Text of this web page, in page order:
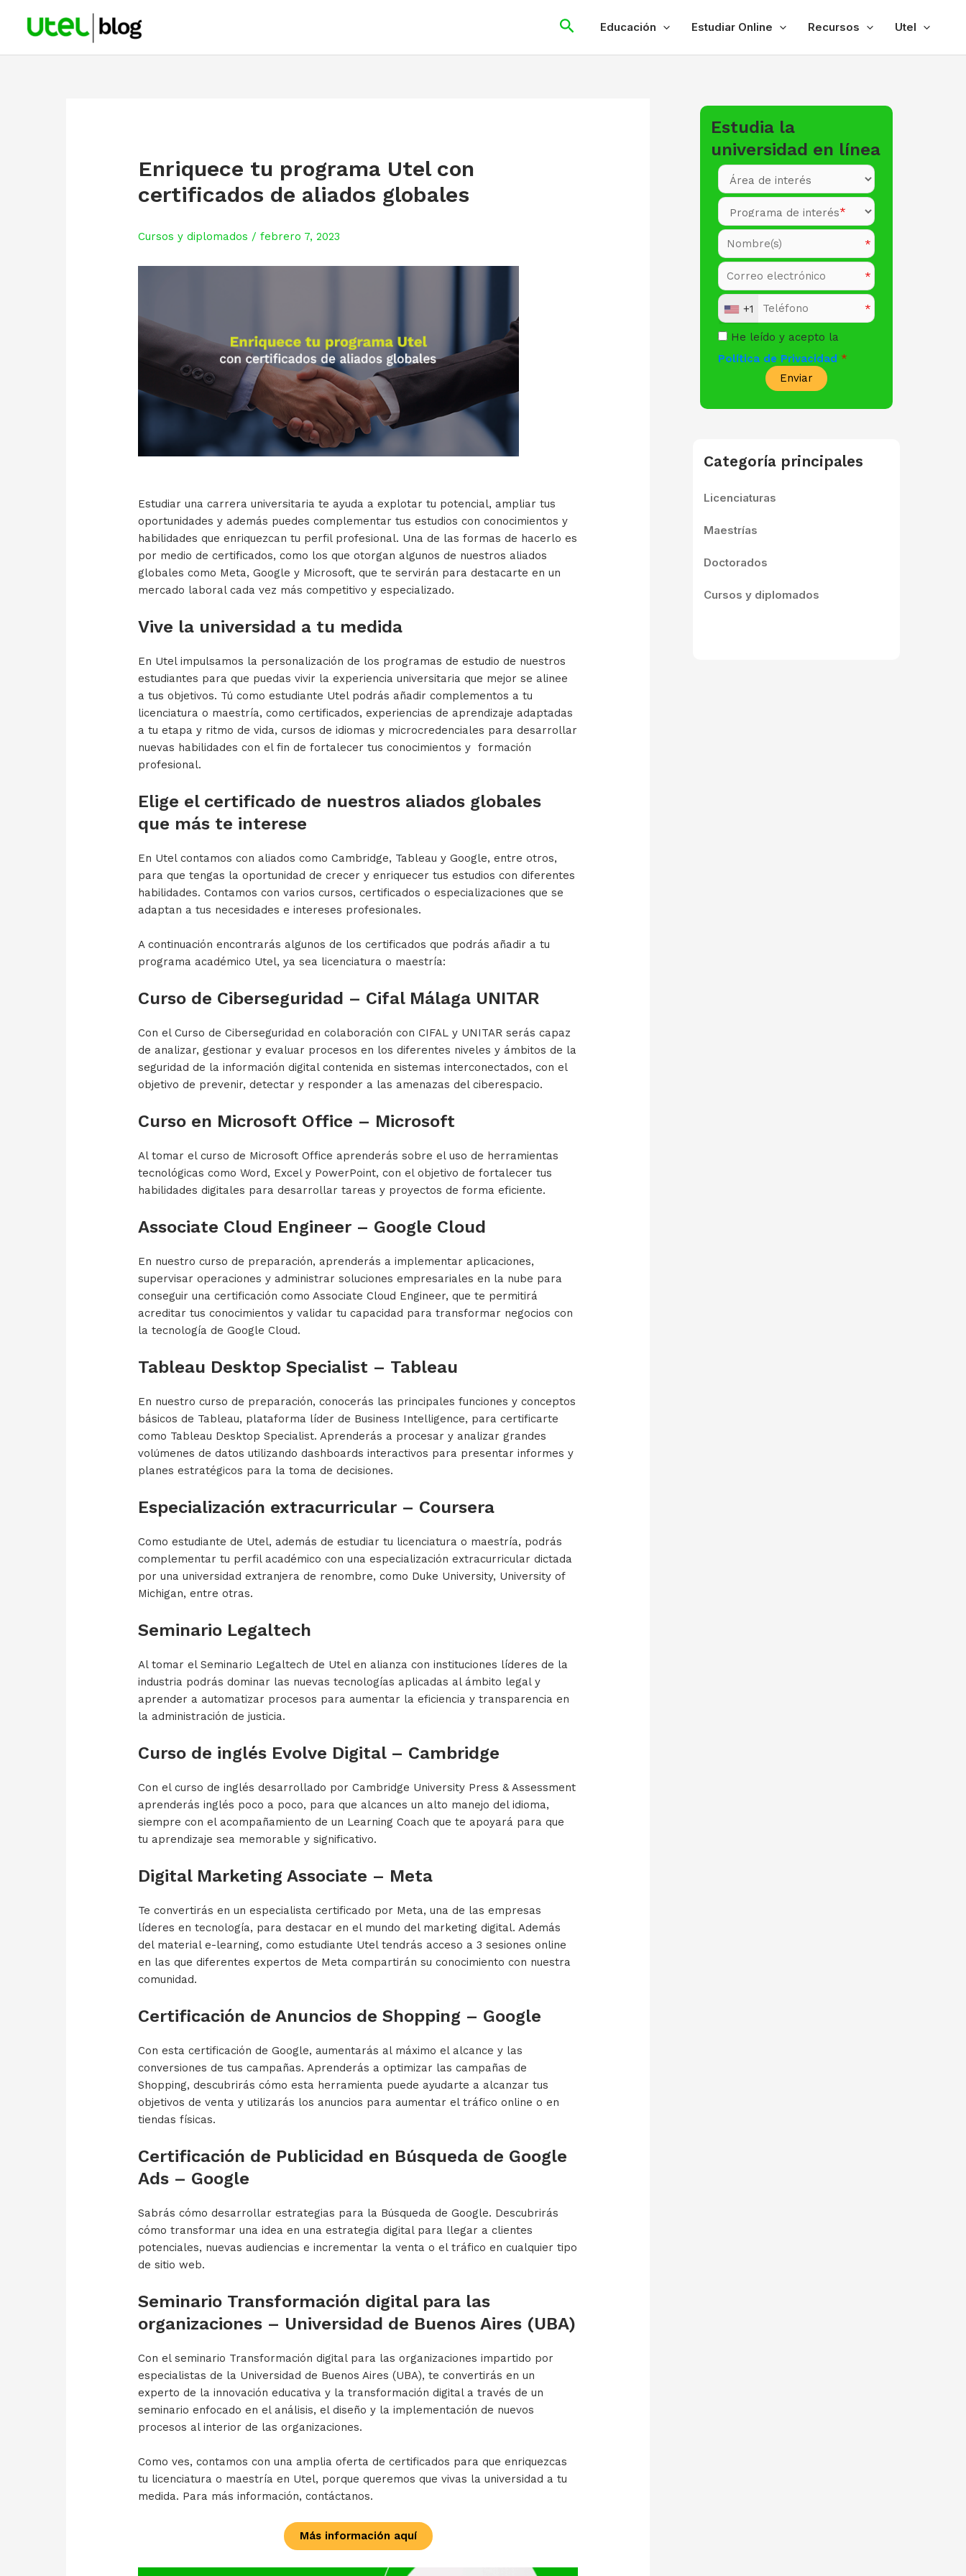
SearchEducación Estudiar Online Recursos Utel
Enriquece tu programa Utel con
certificados de aliados globales
Cursos y diplomados /febrero 7, 2023
Estudiar una carrera universitaria te ayuda a explotar tu potencial, ampliar tus
oportunidades y además puedes complementar tus estudios con conocimientos y
habilidades que enriquezcan tu perfil profesional. Una de las formas de hacerlo es
por medio de certificados, como los que otorgan algunos de nuestros aliados
globales como Meta, Google y Microsoft, que te servirán para destacarte en un
mercado laboral cada vez más competitivo y especializado.
Vive la universidad a tu medida
En Utel impulsamos la personalización de los programas de estudio de nuestros
estudiantes para que puedas vivir la experiencia universitaria que mejor se alinee
a tus objetivos. Tú como estudiante Utel podrás añadir complementos a tu
licenciatura o maestría, como certificados, experiencias de aprendizaje adaptadas
a tu etapa y ritmo de vida, cursos de idiomas y microcredenciales para desarrollar
nuevas habilidades con el fin de fortalecer tus conocimientos y formación
profesional.
Elige el certificado de nuestros aliados globales
que más te interese
En Utel contamos con aliados como Cambridge, Tableau y Google, entre otros,
para que tengas la oportunidad de crecer y enriquecer tus estudios con diferentes
habilidades. Contamos con varios cursos, certificados o especializaciones que se
adaptan a tus necesidades e intereses profesionales.
A continuación encontrarás algunos de los certificados que podrás añadir a tu
programa académico Utel, ya sea licenciatura o maestría:
Curso de Ciberseguridad – Cifal Málaga UNITAR
Con el Curso de Ciberseguridad en colaboración con CIFAL y UNITAR serás capaz
de analizar, gestionar y evaluar procesos en los diferentes niveles y ámbitos de la
seguridad de la información digital contenida en sistemas interconectados, con el
objetivo de prevenir, detectar y responder a las amenazas del ciberespacio.
Curso en Microsoft Office – Microsoft
Al tomar el curso de Microsoft Office aprenderás sobre el uso de herramientas
tecnológicas como Word, Excel y PowerPoint, con el objetivo de fortalecer tus
habilidades digitales para desarrollar tareas y proyectos de forma eficiente.
Associate Cloud Engineer – Google Cloud
En nuestro curso de preparación, aprenderás a implementar aplicaciones,
supervisar operaciones y administrar soluciones empresariales en la nube para
conseguir una certificación como Associate Cloud Engineer, que te permitirá
acreditar tus conocimientos y validar tu capacidad para transformar negocios con
la tecnología de Google Cloud.
Tableau Desktop Specialist – Tableau
En nuestro curso de preparación, conocerás las principales funciones y conceptos
básicos de Tableau, plataforma líder de Business Intelligence, para certificarte
como Tableau Desktop Specialist. Aprenderás a procesar y analizar grandes
volúmenes de datos utilizando dashboards interactivos para presentar informes y
planes estratégicos para la toma de decisiones.
Especialización extracurricular – Coursera
Como estudiante de Utel, además de estudiar tu licenciatura o maestría, podrás
complementar tu perfil académico con una especialización extracurricular dictada
por una universidad extranjera de renombre, como Duke University, University of
Michigan, entre otras.
Seminario Legaltech
Al tomar el Seminario Legaltech de Utel en alianza con instituciones líderes de la
industria podrás dominar las nuevas tecnologías aplicadas al ámbito legal y
aprender a automatizar procesos para aumentar la eficiencia y transparencia en
la administración de justicia.
Curso de inglés Evolve Digital – Cambridge
Con el curso de inglés desarrollado por Cambridge University Press & Assessment
aprenderás inglés poco a poco, para que alcances un alto manejo del idioma,
siempre con el acompañamiento de un Learning Coach que te apoyará para que
tu aprendizaje sea memorable y significativo.
Digital Marketing Associate – Meta
Te convertirás en un especialista certificado por Meta, una de las empresas
líderes en tecnología, para destacar en el mundo del marketing digital. Además
del material e-learning, como estudiante Utel tendrás acceso a 3 sesiones online
en las que diferentes expertos de Meta compartirán su conocimiento con nuestra
comunidad.
Certificación de Anuncios de Shopping – Google
Con esta certificación de Google, aumentarás al máximo el alcance y las
conversiones de tus campañas. Aprenderás a optimizar las campañas de
Shopping, descubrirás cómo esta herramienta puede ayudarte a alcanzar tus
objetivos de venta y utilizarás los anuncios para aumentar el tráfico online o en
tiendas físicas.
Certificación de Publicidad en Búsqueda de Google
Ads – Google
Sabrás cómo desarrollar estrategias para la Búsqueda de Google. Descubrirás
cómo transformar una idea en una estrategia digital para llegar a clientes
potenciales, nuevas audiencias e incrementar la venta o el tráfico en cualquier tipo
de sitio web.
Seminario Transformación digital para las
organizaciones – Universidad de Buenos Aires (UBA)
Con el seminario Transformación digital para las organizaciones impartido por
especialistas de la Universidad de Buenos Aires (UBA), te convertirás en un
experto de la innovación educativa y la transformación digital a través de un
seminario enfocado en el análisis, el diseño y la implementación de nuevos
procesos al interior de las organizaciones.
Como ves, contamos con una amplia oferta de certificados para que enriquezcas
tu licenciatura o maestría en Utel, porque queremos que vivas la universidad a tu
medida. Para más información, contáctanos.
Más información aquí
Estudia la
universidad en línea
+1
He leído y acepto la
Política de Privacidad
Enviar
Categoría principales
Licenciaturas
Maestrías
Doctorados
Cursos y diplomados